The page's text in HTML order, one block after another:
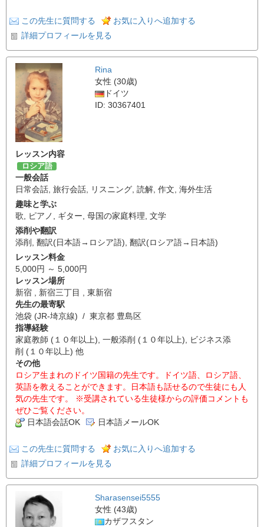
この先生に質問する
お気に入りへ追加する
詳細プロフィールを見る
Rina
女性 (30歳)
ドイツ
ID: 30367401
レッスン内容
ロシア語
一般会話
日常会話 旅行会話 リスニング 読解 作文 海外生活
趣味と学ぶ
歌
ピアノ ギター 母国の家庭料理 文学
添削や翻訳
添削
翻訳(日本語→ロシア語) 翻訳(ロシア語→日本語)
レッスン料金
5,000円 ～ 5,000円
レッスン場所
新宿 , 新宿三丁目 , 東新宿
先生の最寄駅
池袋 (JR-埼京線) / 東京都 豊島区
指導経験
家庭教師 (１０年以上), 一般添削 (１０年以上), ビジネス添
削 (１０年以上) 他
その他
ロシア生まれのドイツ国籍の先生です。ドイツ語、ロシア語、
英語を教えることができます。日本語も話せるので生徒にも人
気の先生です。 ※受講されている生徒様からの評価コメントも
ぜひご覧ください。
日本語会話OK
日本語メールOK
この先生に質問する
お気に入りへ追加する
詳細プロフィールを見る
Sharasensei5555
女性 (43歳)
カザフスタン